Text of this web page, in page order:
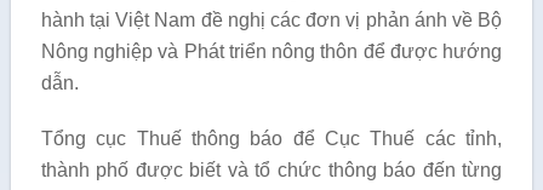
hành tại Việt Nam đề nghị các đơn vị phản ánh về Bộ
Nông nghiệp và Phát triển nông thôn để được hướng
dẫn.
Tổng cục Thuế thông báo để Cục Thuế các tỉnh,
thành phố được biết và tổ chức thông báo đến từng